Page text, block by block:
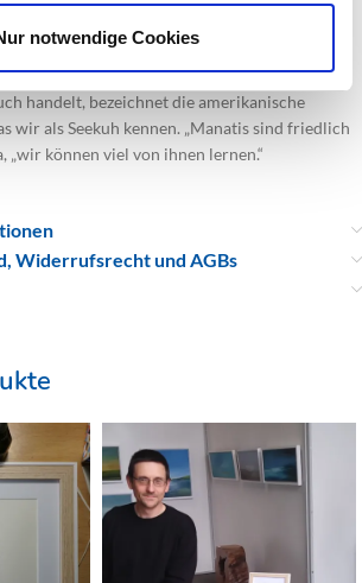
notwendige Cookies
der zeitgenössischen wie in der klassischen
Hause.“
handelt, bezeichnet die amerikanische
wir als Seekuh kennen. „Manatis sind friedlich
„wir können viel von ihnen lernen.“
Widerrufsrecht und AGBs